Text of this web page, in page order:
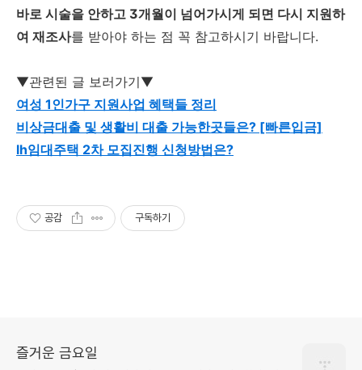
바로 시술을 안하고 3개월이 넘어가시게 되면 다시 지원하
여 재조사를 받아야 하는 점 꼭 참고하시기 바랍니다.
▼관련된 글 보러가기▼
여성 1인가구 지원사업 혜택들 정리
비상금대출 및 생활비 대출 가능한곳들은? [빠른입금]
lh임대주택 2차 모집진행 신청방법은?
공감 구독하기
즐거운 금요일